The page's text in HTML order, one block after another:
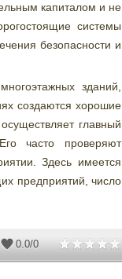
капиталом и не
системы
безопасности и
зданий,
создаются хорошие
главный
часто проверяют
Здесь имеется
предприятий, число
0.0/0